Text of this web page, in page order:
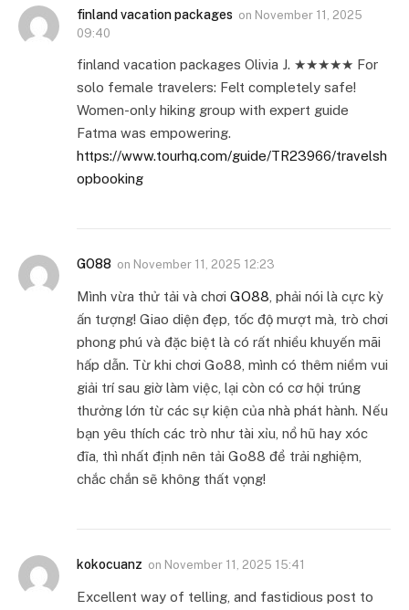
finland vacation packages on November 11, 2025
09:40
finland vacation packages Olivia J. ★★★★★ For
solo female travelers: Felt completely safe!
Women-only hiking group with expert guide
Fatma was empowering.
https://www.tourhq.com/guide/TR23966/travelsh
opbooking
GO88 on November 11, 2025 12:23
Mình vừa thử tải và chơi GO88 , phải nói là cực kỳ
ấn tượng! Giao diện đẹp, tốc độ mượt mà, trò chơi
phong phú và đặc biệt là có rất nhiều khuyến mãi
hấp dẫn. Từ khi chơi Go88, mình có thêm niềm vui
giải trí sau giờ làm việc, lại còn có cơ hội trúng
thưởng lớn từ các sự kiện của nhà phát hành. Nếu
bạn yêu thích các trò như tài xỉu, nổ hũ hay xóc
đĩa, thì nhất định nên tải Go88 để trải nghiệm,
chắc chắn sẽ không thất vọng!
kokocuanz on November 11, 2025 15:41
Excellent way of telling, and fastidious post to